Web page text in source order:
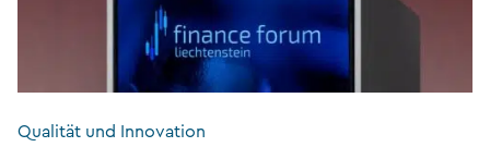
Qualität und Innovation